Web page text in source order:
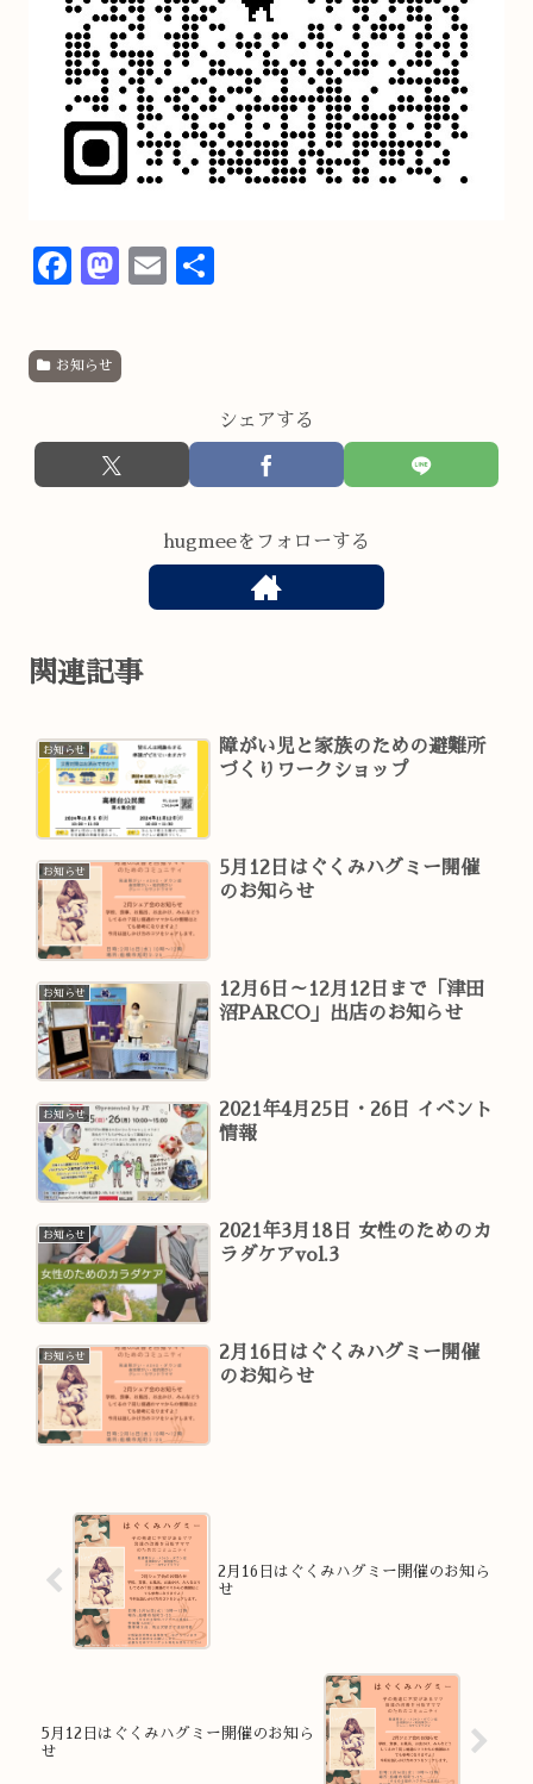
F
e
b
k
M
to
d
n
E
お知らせ
シェアする
hugmeeをフォローする
関連記事
お知らせ
障がい児と家族のための避難所
づくりワークショップ
お知らせ
5月12日はぐくみハグミー開催
のお知らせ
お知らせ
12月6日～12月12日まで「津田
沼PARCO」出店のお知らせ
お知らせ
2021年4月25日・26日 イベント
情報
お知らせ
2021年3月18日 女性のためのカ
ラダケアvol.3
お知らせ
2月16日はぐくみハグミー開催
のお知らせ
2月16日はぐくみハグミー開催のお知ら
せ
5月12日はぐくみハグミー開催のお知ら
せ